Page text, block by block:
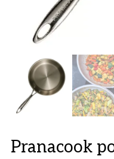
Pranacook